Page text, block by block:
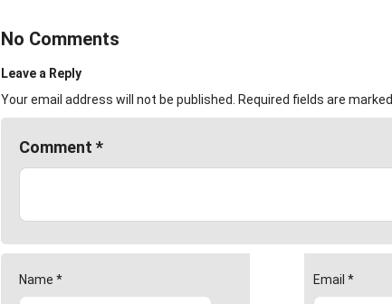
No Comments
Leave a Reply
Your email address will not be published.
Required fields are marked
Comment *
Name * Email *